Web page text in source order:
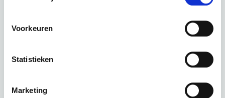
Voorkeuren
Statistieken
Marketing
kleur: Moon Rock
Metallic Aluminium